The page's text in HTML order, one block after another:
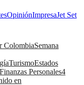
OpiniónImpresaJet Set
ColombiaSemana
TurismoEstados
Finanzas Personales4
en